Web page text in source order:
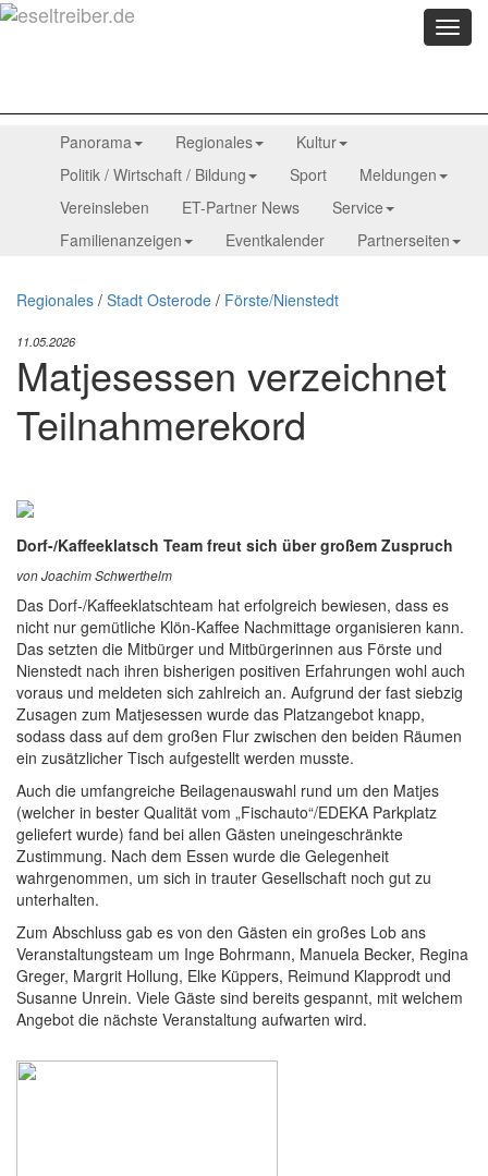
Menü
Panorama Regionales
Kultur
Politik / Wirtschaft / Bildung
Sport
Meldungen
Vereinsleben
ET-Partner News
Service
Familienanzeigen
Eventkalender Partnerseiten
Regionales / Stadt Osterode / Förste/Nienstedt
11.05.2026
Matjesessen verzeichnet
Teilnahmerekord
Dorf-/Kaffeeklatsch Team freut sich über großem Zuspruch
von Joachim Schwerthelm
Das Dorf-/Kaffeeklatschteam hat erfolgreich bewiesen, dass es
nicht nur gemütliche Klön-Kaffee Nachmittage organisieren kann.
Das setzten die Mitbürger und Mitbürgerinnen aus Förste und
Nienstedt nach ihren bisherigen positiven Erfahrungen wohl auch
voraus und meldeten sich zahlreich an. Aufgrund der fast siebzig
Zusagen zum Matjesessen wurde das Platzangebot knapp,
sodass dass auf dem großen Flur zwischen den beiden Räumen
ein zusätzlicher Tisch aufgestellt werden musste.
Auch die umfangreiche Beilagenauswahl rund um den Matjes
(welcher in bester Qualität vom „Fischauto“/EDEKA Parkplatz
geliefert wurde) fand bei allen Gästen uneingeschränkte
Zustimmung. Nach dem Essen wurde die Gelegenheit
wahrgenommen, um sich in trauter Gesellschaft noch gut zu
unterhalten.
Zum Abschluss gab es von den Gästen ein großes Lob ans
Veranstaltungsteam um Inge Bohrmann, Manuela Becker, Regina
Greger, Margrit Hollung, Elke Küppers, Reimund Klapprodt und
Susanne Unrein. Viele Gäste sind bereits gespannt, mit welchem
Angebot die nächste Veranstaltung aufwarten wird.